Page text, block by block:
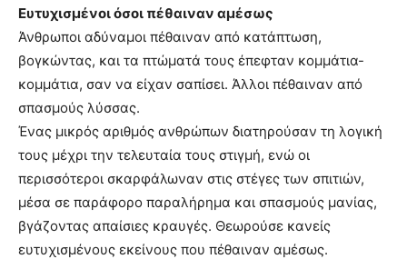
Ευτυχισμένοι όσοι πέθαιναν αμέσως
Άνθρωποι αδύναμοι πέθαιναν από κατάπτωση,
βογκώντας, και τα πτώματά τους έπεφταν κομμάτια-
κομμάτια, σαν να είχαν σαπίσει. Άλλοι πέθαιναν από
σπασμούς λύσσας.
Ένας μικρός αριθμός ανθρώπων διατηρούσαν τη λογική
τους μέχρι την τελευταία τους στιγμή, ενώ οι
περισσότεροι σκαρφάλωναν στις στέγες των σπιτιών,
μέσα σε παράφορο παραλήρημα και σπασμούς μανίας,
βγάζοντας απαίσιες κραυγές. Θεωρούσε κανείς
ευτυχισμένους εκείνους που πέθαιναν αμέσως.